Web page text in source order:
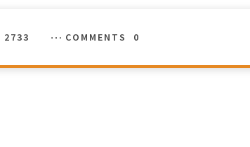
2733 COMMENTS 0